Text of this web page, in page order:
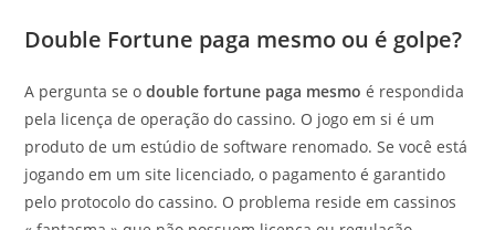
Double Fortune paga mesmo ou é golpe?
A pergunta se odouble fortune paga mesmo é respondida
pela licença de operação do cassino. O jogo em si é um
produto de um estúdio de software renomado. Se você está
jogando em um site licenciado, o pagamento é garantido
pelo protocolo do cassino. O problema reside em cassinos